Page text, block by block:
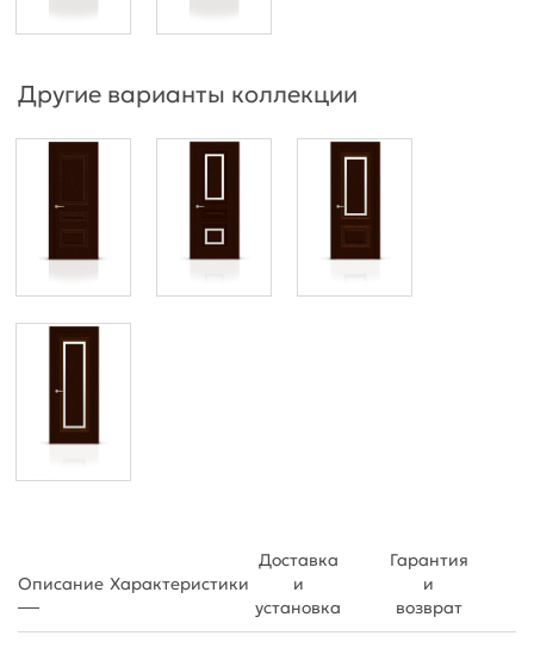
Другие варианты коллекции
Описание Характеристики
Доставка
и
установка
Гарантия
и
возврат